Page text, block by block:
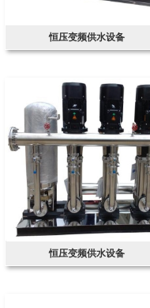
恒压变频供水设备
恒压变频供水设备